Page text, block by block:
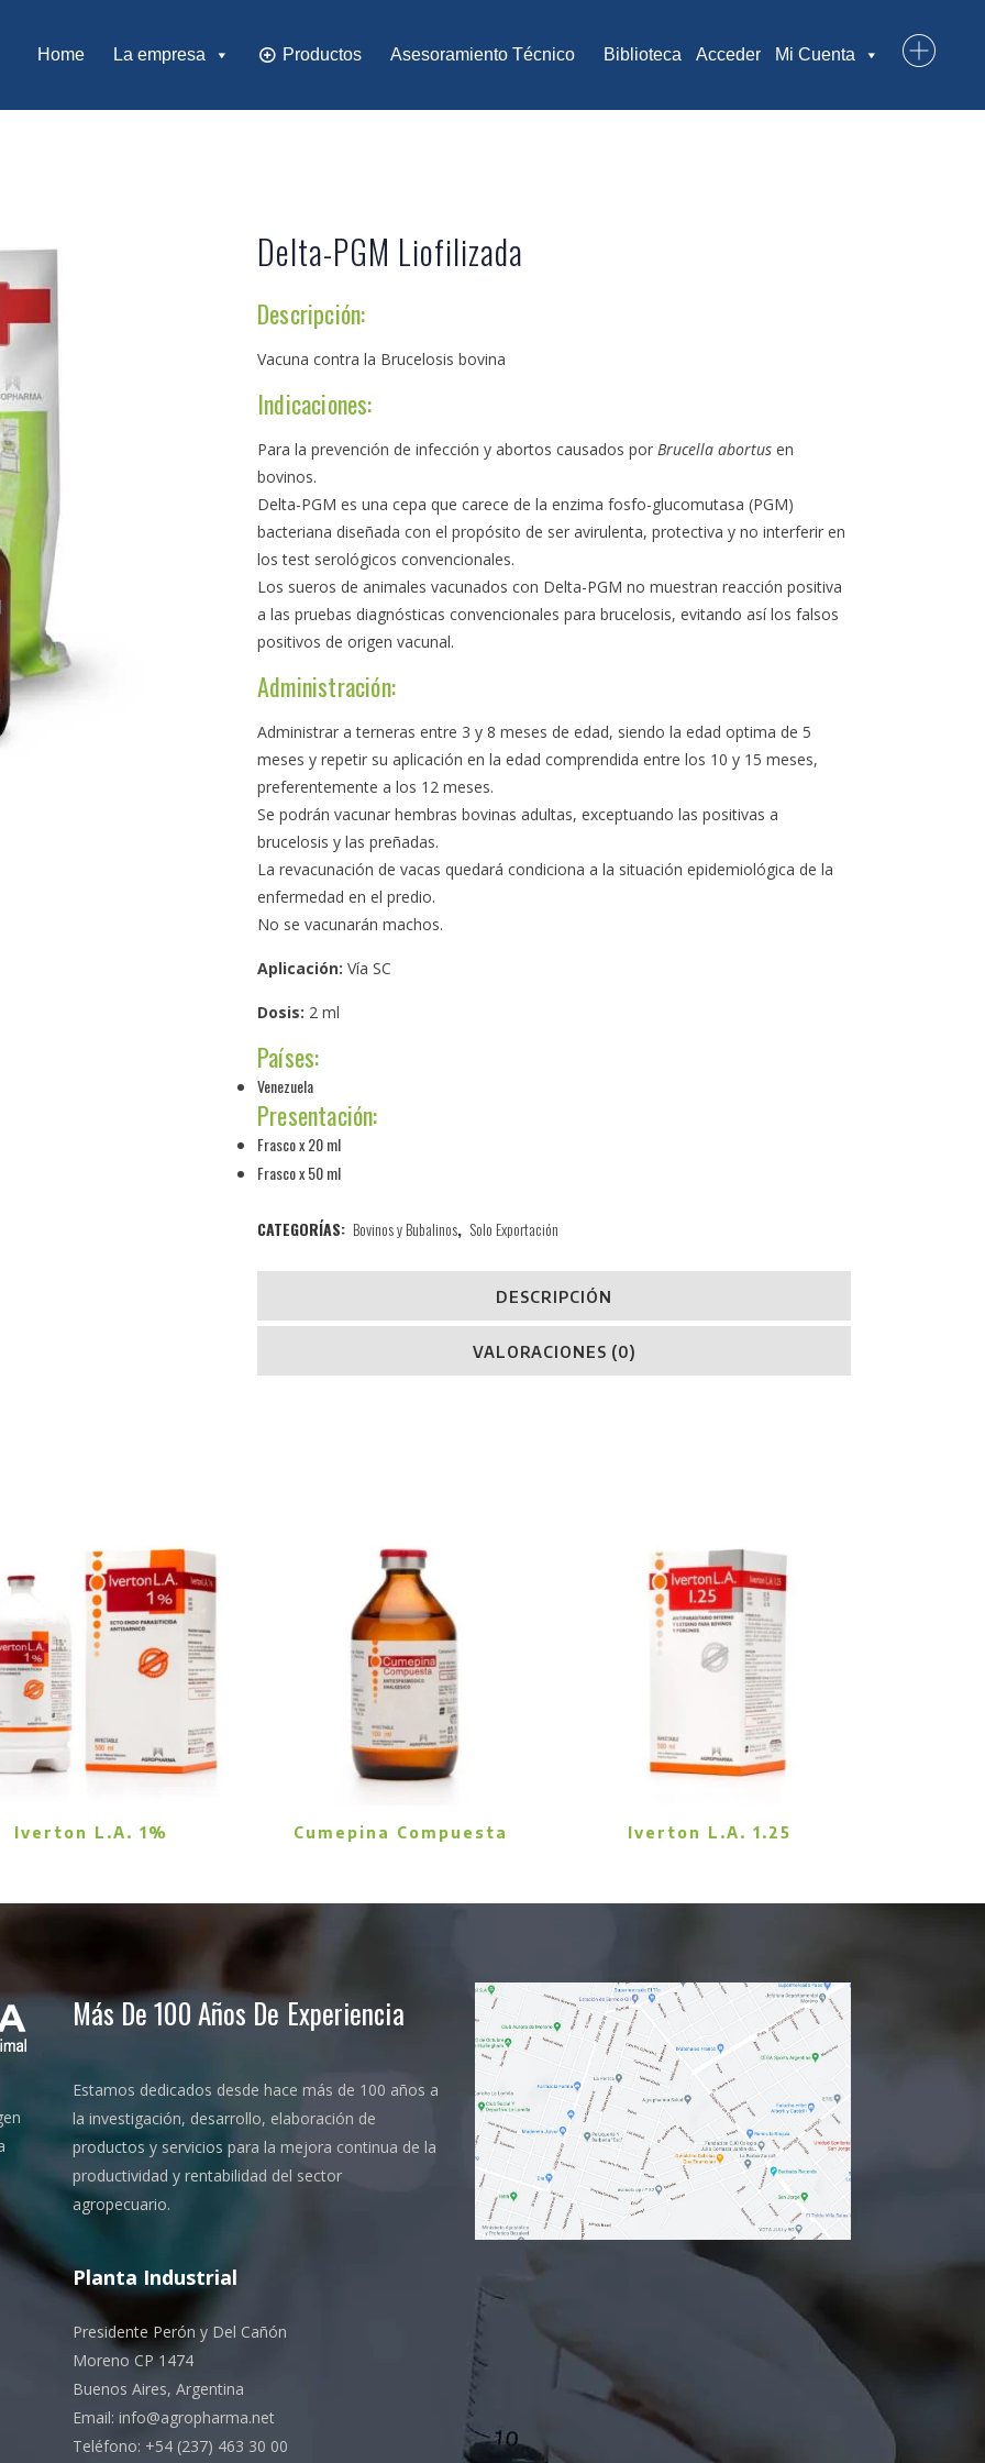
Home La empresa Productos Asesoramiento Técnico Biblioteca Acceder Mi Cuenta
Delta-PGM Liofilizada
Descripción:
Vacuna contra la Brucelosis bovina
Indicaciones:
Para la prevención de infección y abortos causados por Brucella abortus en
bovinos.
Delta-PGM es una cepa que carece de la enzima fosfo-glucomutasa (PGM)
bacteriana diseñada con el propósito de ser avirulenta, protectiva y no interferir en
los test serológicos convencionales.
Los sueros de animales vacunados con Delta-PGM no muestran reacción positiva
a las pruebas diagnósticas convencionales para brucelosis, evitando así los falsos
positivos de origen vacunal.
Administración:
Administrar a terneras entre 3 y 8 meses de edad, siendo la edad optima de 5
meses y repetir su aplicación en la edad comprendida entre los 10 y 15 meses,
preferentemente a los 12 meses.
Se podrán vacunar hembras bovinas adultas, exceptuando las positivas a
brucelosis y las preñadas.
La revacunación de vacas quedará condiciona a la situación epidemiológica de la
enfermedad en el predio.
No se vacunarán machos.
Aplicación: Vía SC
Dosis: 2 ml
Países:
Venezuela
Presentación:
Frasco x 20 ml
Frasco x 50 ml
CATEGORÍAS: Bovinos y Bubalinos, Solo Exportación
DESCRIPCIÓN
VALORACIONES (0)
Iverton L.A. 1% Cumepina Compuesta Iverton L.A. 1.25
Más De 100 Años De Experiencia
Estamos dedicados desde hace más de 100 años a
la investigación, desarrollo, elaboración de
productos y servicios para la mejora continua de la
productividad y rentabilidad del sector
agropecuario.
Planta Industrial
Presidente Perón y Del Cañón
Moreno CP 1474
Buenos Aires, Argentina
Email: info@agropharma.net
Teléfono: +54 (237) 463 30 00